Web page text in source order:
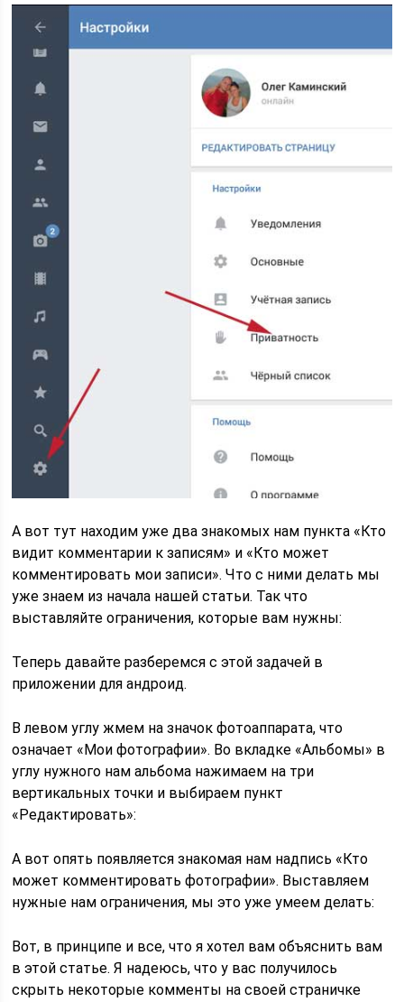
А вот тут находим уже два знакомых нам пункта «Кто
видит комментарии к записям» и «Кто может
комментировать мои записи». Что с ними делать мы
уже знаем из начала нашей статьи. Так что
выставляйте ограничения, которые вам нужны:
Теперь давайте разберемся с этой задачей в
приложении для андроид.
В левом углу жмем на значок фотоаппарата, что
означает «Мои фотографии». Во вкладке «Альбомы» в
углу нужного нам альбома нажимаем на три
вертикальных точки и выбираем пункт
«Редактировать»:
А вот опять появляется знакомая нам надпись «Кто
может комментировать фотографии». Выставляем
нужные нам ограничения, мы это уже умеем делать:
Вот, в принципе и все, что я хотел вам объяснить вам
в этой статье. Я надеюсь, что у вас получилось
скрыть некоторые комменты на своей страничке